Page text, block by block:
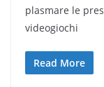
plasmare le
videogiochi
Read More